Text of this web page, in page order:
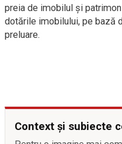
preia de imobilul şi
dotările imobilului, pe bază
preluare.
Context și subiecte